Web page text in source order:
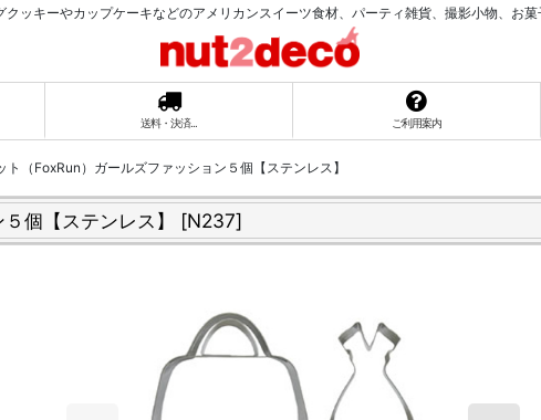
クッキーやカップケーキなどのアメリカンスイーツ食材、パーティ雑貨、撮影小物、お
送料・決済... ご利用案内
ト（FoxRun）ガールズファッション５個【ステンレス】
個【ステンレス】 [N237]